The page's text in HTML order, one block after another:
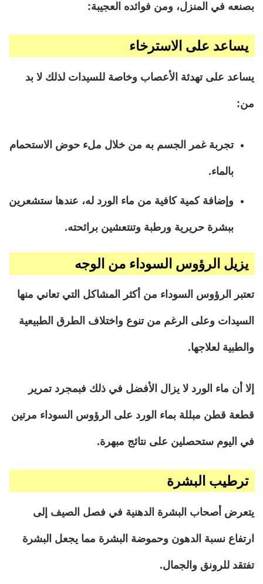
بصنعه في المنزل، ومن فوائده العجيبة:
يساعد على الاسترخاء
يساعد على تهدئة الأعصاب وخاصة للسيدات لذلك لا بد
من:
تجربة غمر الجسم به من خلال ملء حوض الاستحمام
بالماء.
وإضافة كمية كافية من ماء الورد له، عندها ستشعرين
ببشرة حريرية ورطبة وتنتعشين برائحته.
يزيل الرؤوس السوداء من الوجه
تعتبر الرؤوس السوداء من أكثر المشاكل التي تعاني منها
السيدات وعلى الرغم من تنوع واختلاف الطرق الطبيعية
والطبية لعلاجها.
إلا أن ماء الورد لا يزال الأفضل في ذلك فبمجرد تمرير
قطعة قطن مبللة بماء الورد على الرؤوس السوداء مرتين
في اليوم ستحصلين على نتائج مبهرة.
ترطيب البشرة
يتعرض أصحاب البشرة الدهنية في فصل الصيف إلى
ارتفاع نسبة الدهون وحموضة البشرة مما يجعل البشرة
تفتقد للرونق والجمال.